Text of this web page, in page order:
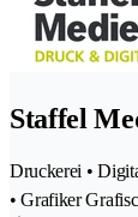
Staffel
Druckerei •
• Grafiker